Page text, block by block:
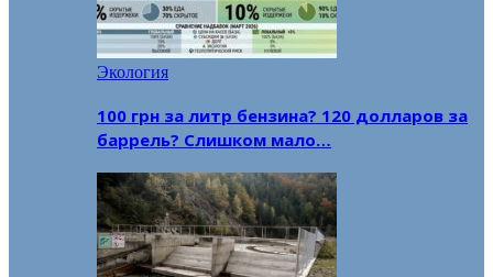
Экология
100 грн за литр бензина? 120 долларов за
баррель? Слишком мало…